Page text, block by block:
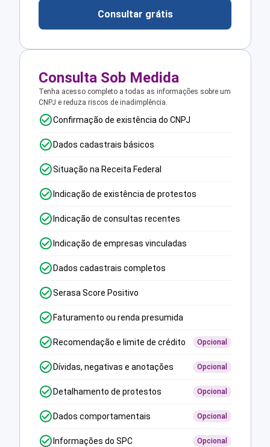
Consultar grátis
Consulta Sob Medida
Tenha acesso completo a todas as informações sobre um
CNPJ e reduza riscos de inadimplência.
Confirmação de existência do CNPJ
Dados cadastrais básicos
Situação na Receita Federal
Indicação de existência de protestos
Indicação de consultas recentes
Indicação de empresas vinculadas
Dados cadastrais completos
Serasa Score Positivo
Faturamento ou renda presumida
Recomendação e limite de crédito Opcional
Dívidas, negativas e anotações Opcional
Detalhamento de protestos Opcional
Dados comportamentais Opcional
Informações do SPC Opcional